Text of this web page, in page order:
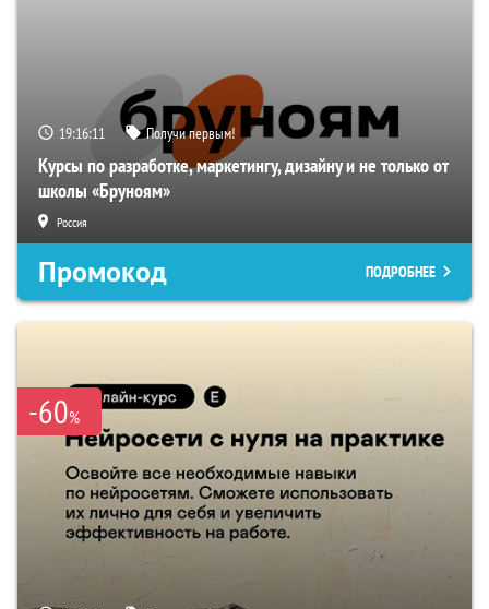
19:16:10 Получи первым!
Курсы по разработке, маркетингу, дизайну и не только от
школы «Бруноям»
Россия
Промокод ПОДРОБНЕЕ
-60%